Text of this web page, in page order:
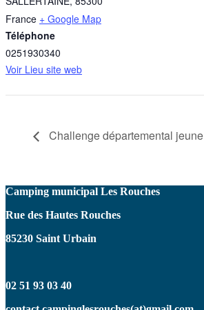
France + Google Map
Téléphone
0251930340
Voir Lieu site web
Challenge départemental jeune
Camping municipal Les Rouches
Rue des Hautes Rouches
85230 Saint Urbain
02 51 93 03 40